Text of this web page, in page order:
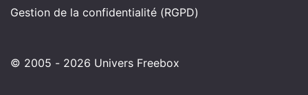
Gestion de la confidentialité (RGPD)
© 2005 - 2026 Univers Freebox